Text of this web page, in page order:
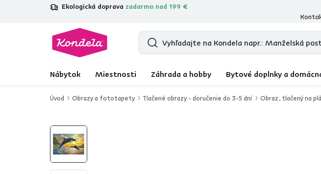
Ekologická doprava zadarmo nad 199 €
4,7 31 211overených produktových recenzií
Nábytok Miestnosti Záhrada a hobby Bytové doplnky a
Úvod Obrazy a fototapety Tlačené obrazy - doručenie do 3-5 dní Obraz , tlačený na